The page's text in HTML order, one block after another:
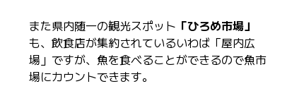
また県内随一の観光スポット 「ひろめ市場」
も、飲食店が集約されているいわば「屋内広
場」ですが、魚を食べることができるので魚市
場にカウントできます。